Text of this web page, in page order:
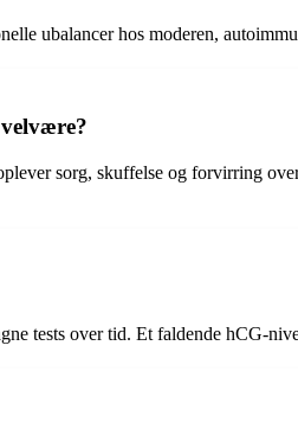
ubalancer hos moderen,
sorg, skuffelse og forvirring
tests over tid. Et faldende hCG-